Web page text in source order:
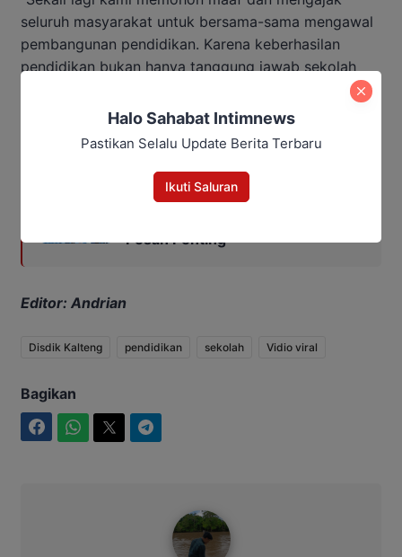
seluruh masyarakat untuk bersama-sama mengawal
pembangunan pendidikan. Karena keberhasilan
pendidikan bukan hanya tanggung jawab sekolah
bersama,” pungkasnya.
Baca Juga:
Kumpulkan Kades se-Kalteng,
Pesan Penting
Editor: Andrian
Disdik Kalteng pendidikan sekolah Vidio viral
Bagikan
Halo Sahabat Intimnews
Pastikan Selalu Update Berita Terbaru
Ikuti Saluran